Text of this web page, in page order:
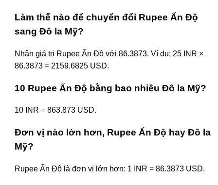
Làm thế nào để chuyển đổi Rupee Ấn Độ
sang Đô la Mỹ?
Nhân giá trị Rupee Ấn Độ với 86.3873. Ví dụ: 25 INR ×
86.3873 = 2159.6825 USD.
10 Rupee Ấn Độ bằng bao nhiêu Đô la Mỹ?
10 INR = 863.873 USD.
Đơn vị nào lớn hơn, Rupee Ấn Độ hay Đô la
Mỹ?
Rupee Ấn Độ là đơn vị lớn hơn: 1 INR = 86.3873 USD.